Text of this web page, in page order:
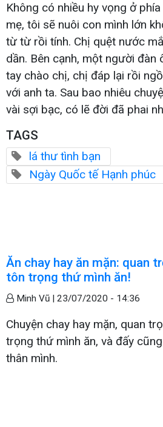
Không có nhiều hy vọng ở
mẹ, tôi sẽ nuôi con mình lớn
từ từ rồi tính. Chị quệt nước
dần. Bên cạnh, một người đàn
tay chào chị, chị đáp lại rồi
với anh ta. Sau bao nhiêu
vài sợi bạc, có lẽ đời đã phai
TAGS
lá thư tình bạn
Ngày Quốc tế Hạnh phúc
Ăn chay hay ăn mặn: quan
tôn trọng thứ mình ăn!
Minh Vũ | 23/07/2020 - 14:36
Chuyện chay hay mặn, quan
trọng thứ mình ăn, và đấy
thân mình.